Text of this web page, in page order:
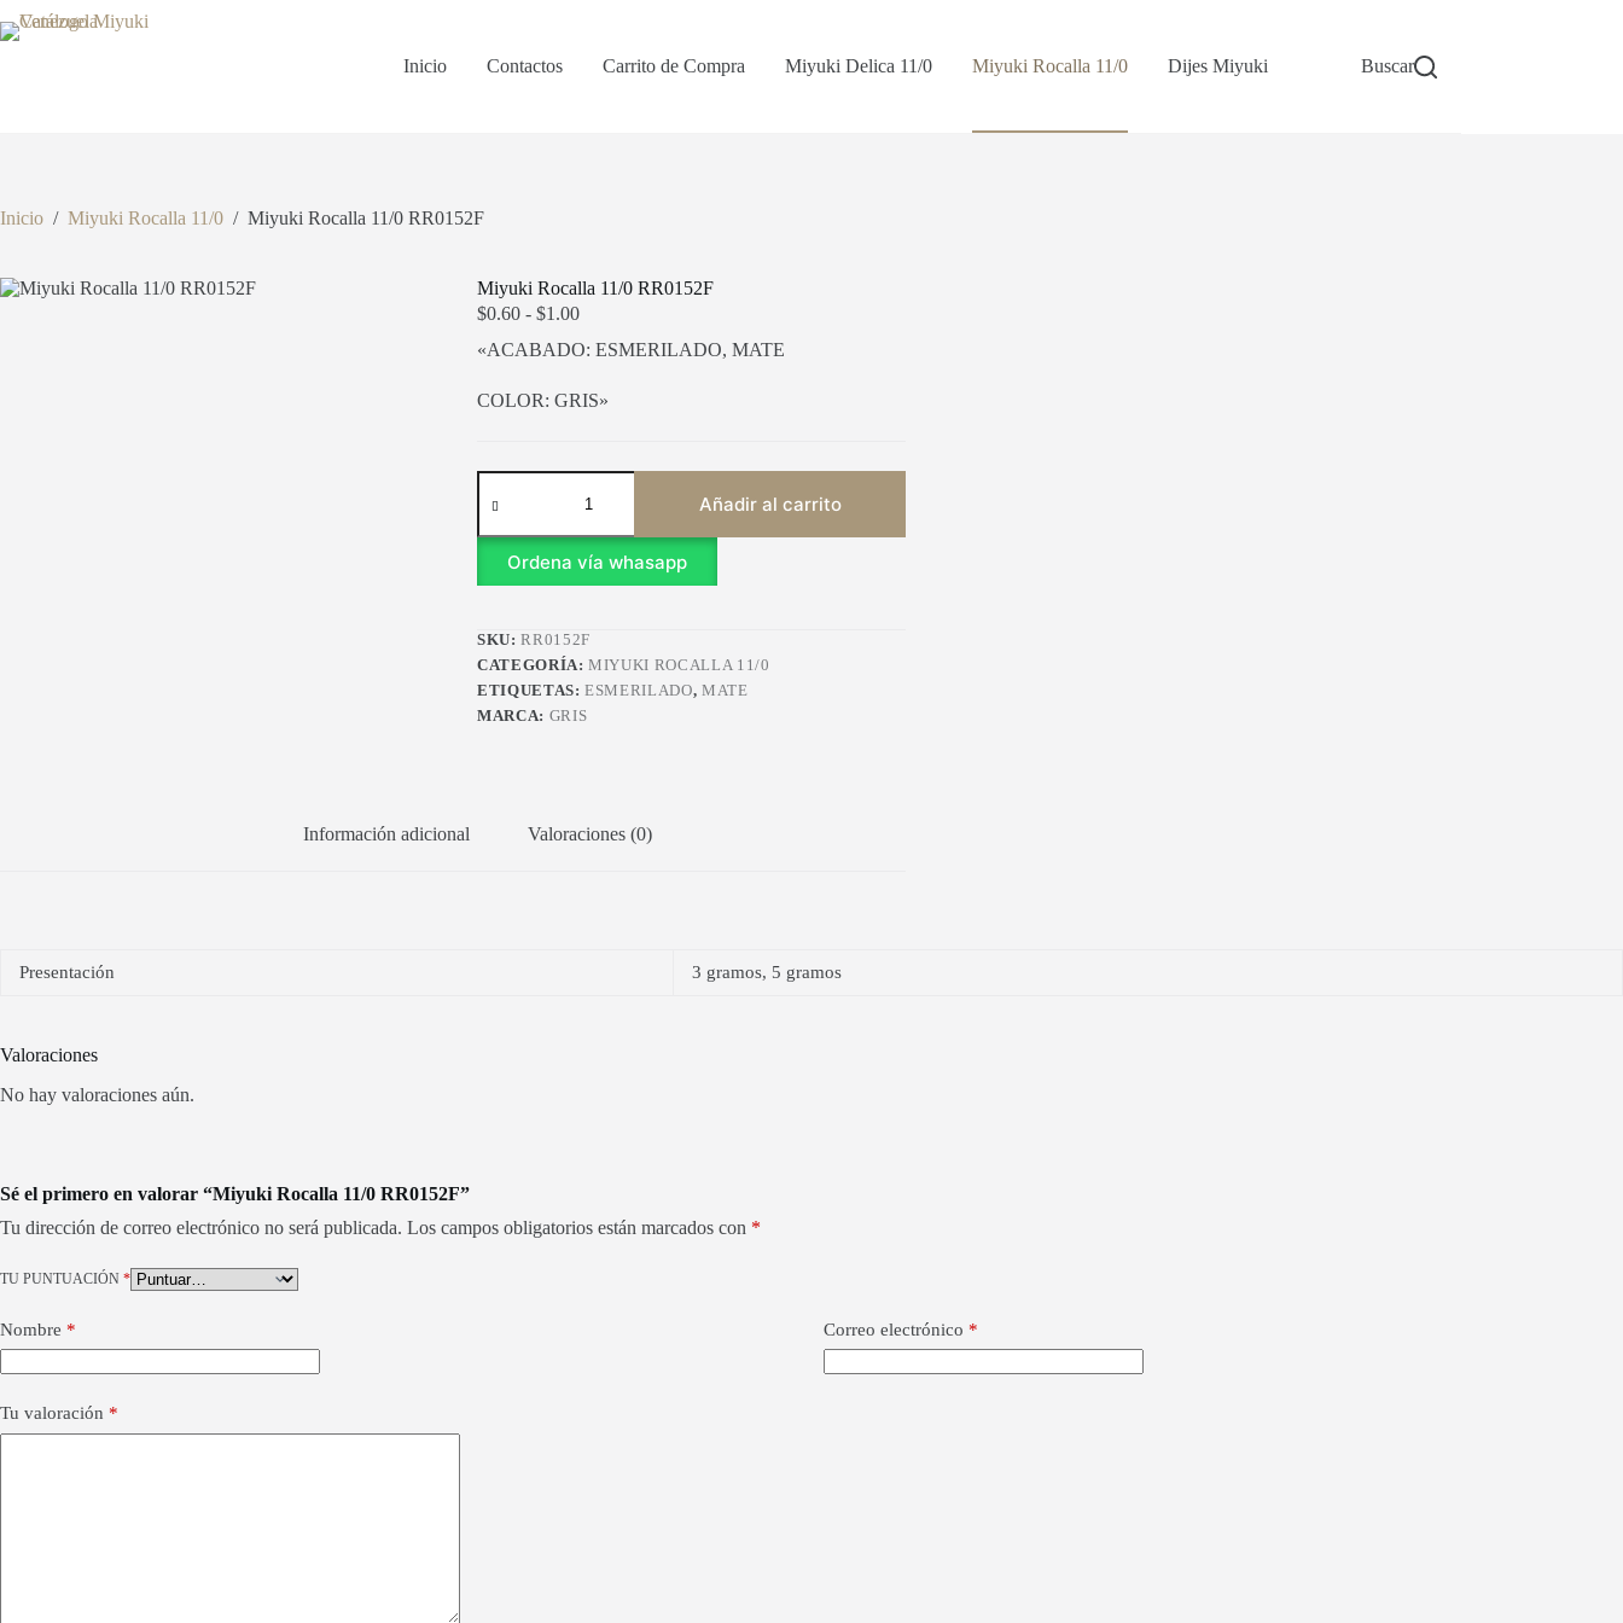
al
Inicio Contactos Carrito de Compra Miyuki Delica 11/0 Miyuki Rocalla 11/0 Dijes Miyuki Buscar
Inicio / Miyuki Rocalla 11/0 / Miyuki Rocalla 11/0 RR0152F
Miyuki Rocalla 11/0 RR0152F
$0.60 - $1.00Rango
precios:
$0.60
«ACABADO: ESMERILADO, MATE
COLOR: GRIS»
Miyuki
Rocalla
RR0152F
cantidad
Añadir al carrito
Ordena vía whasapp
SKU:RR0152F
CATEGORÍA:MIYUKI ROCALLA 11/0
ETIQUETAS:ESMERILADO, MATE
MARCA: GRIS
Información adicional Valoraciones (0)
Presentación 3 gramos, 5 gramos
Valoraciones
No hay valoraciones aún.
Sé el primero en valorar “Miyuki Rocalla 11/0 RR0152F”
Tu dirección de correo electrónico no será publicada. Los campos obligatorios están marcados con *
TU PUNTUACIÓN *
Nombre * Correo electrónico *
Tu valoración *